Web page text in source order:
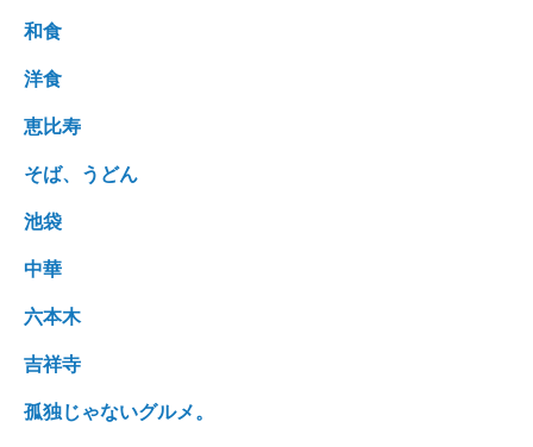
和食
洋食
恵比寿
そば、うどん
池袋
中華
六本木
吉祥寺
孤独じゃないグルメ。